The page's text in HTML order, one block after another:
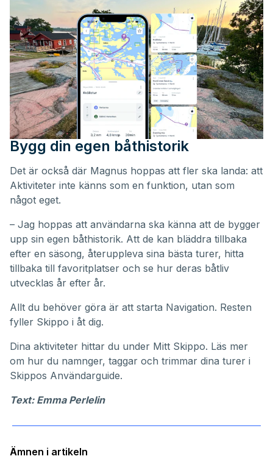
Bygg din egen båthistorik
Det är också där Magnus hoppas att fler ska landa: att
Aktiviteter inte känns som en funktion, utan som
något eget.
– Jag hoppas att användarna ska känna att de bygger
upp sin egen båthistorik. Att de kan bläddra tillbaka
efter en säsong, återuppleva sina bästa turer, hitta
tillbaka till favoritplatser och se hur deras båtliv
utvecklas år efter år.
Allt du behöver göra är att starta Navigation. Resten
fyller Skippo i åt dig.
Dina aktiviteter hittar du under Mitt Skippo. Läs mer
om hur du namnger, taggar och trimmar dina turer i
Skippos Användarguide.
Text: Emma Perlelin
Ämnen i artikeln